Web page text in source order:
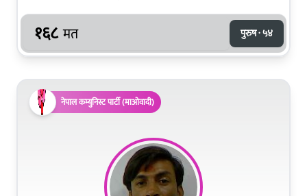
१६८ मत पुरुष · ५४
नेपाल कम्युनिस्ट पार्टी (माओवादी)